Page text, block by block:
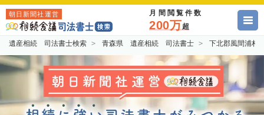
朝日新聞社運営 月間閲覧件数
200万超
遺産相続 司法書士検索 青森県 遺産相続 司法書士 下北郡風間浦